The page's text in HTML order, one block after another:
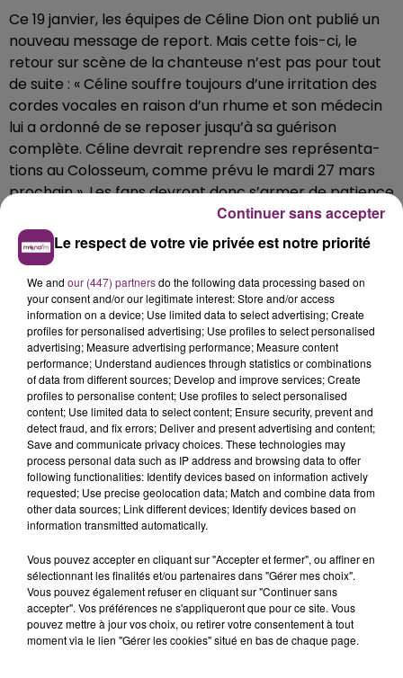
Ce 19 janvier, les équipes de Céline Dion ont publié un
nouveau message de report. Mais cette fois-ci, le
retour sur scène de la chan­teuse n’est pas pour tout
de suite : « Céline souffre toujours d’une irri­ta­tion des
cordes vocales en raison d’un rhume et son méde­cin
lui a ordonné de se repo­ser jusqu’à sa guéri­son
complète. Céline devrait reprendre ses repré­sen­ta­
tions au Colos­seum, comme prévu le mardi 27 mars
prochain ». Les fans devront donc s’ar­mer de patience
pour voir leur idole récu­pé­rer toutes ses forces et
livrer un spec­tacle comme elle seule sait si bien le
faire.
Le respect de votre vie privée est notre priorité
We and our (447) partnersdo the following data processing based on
your consent and/or our legitimate interest: Store and/or access
information on a device; Use limited data to select advertising; Create
profiles for personalised advertising; Use profiles to select personalised
advertising; Measure advertising performance; Measure content
performance; Understand audiences through statistics or combinations
of data from different sources; Develop and improve services; Create
profiles to personalise content; Use profiles to select personalised
content; Use limited data to select content; Ensure security, prevent and
detect fraud, and fix errors; Deliver and present advertising and content;
Save and communicate privacy choices. These technologies may
process personal data such as IP address and browsing data to offer
following functionalities: Identify devices based on information actively
requested; Use precise geolocation data; Match and combine data from
other data sources; Link different devices; Identify devices based on
information transmitted automatically.
Vous pouvez accepter en cliquant sur "Accepter et fermer", ou affiner en
sélectionnant les finalités et/ou partenaires dans "Gérer mes choix".
Vous pouvez également refuser en cliquant sur "Continuer sans
accepter". Vos préférences ne s'appliqueront que pour ce site. Vous
pouvez mettre à jour vos choix, ou retirer votre consentement à tout
moment via le lien "Gérer les cookies" situé en bas de chaque page.
Continuer sans accepter